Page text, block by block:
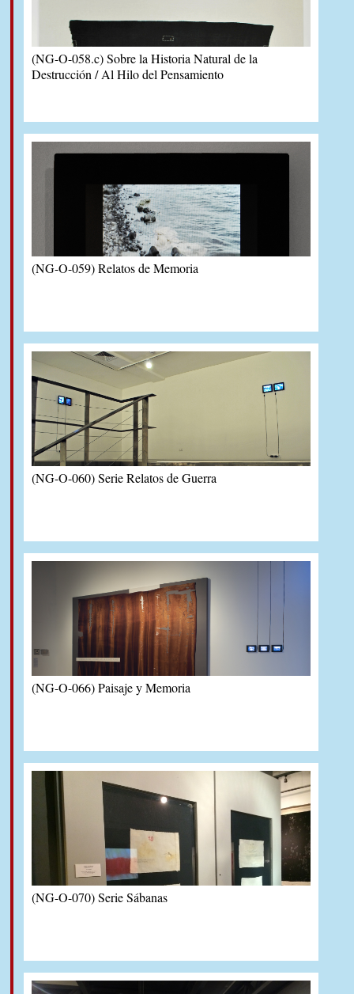
(NG-O-058.c) Sobre la Historia Natural de la
Destrucción / Al Hilo del Pensamiento
(NG-O-059) Relatos de Memoria
(NG-O-060) Serie Relatos de Guerra
(NG-O-066) Paisaje y Memoria
(NG-O-070) Serie Sábanas